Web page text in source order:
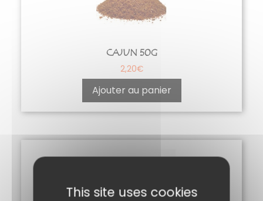
CAJUN 50G
2,20€
Ajouter au panier
This site uses cookies